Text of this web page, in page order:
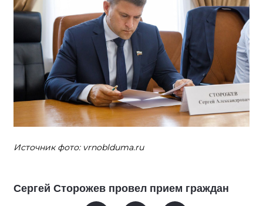
Источник фото: vrnoblduma.ru
Сергей Сторожев провел прием граждан